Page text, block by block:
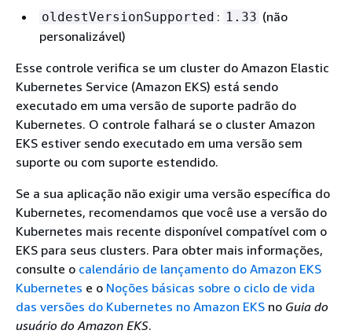
oldestVersionSupported : 1.33 (não
personalizável)
Esse controle verifica se um cluster do Amazon Elastic
Kubernetes Service (Amazon EKS) está sendo
executado em uma versão de suporte padrão do
Kubernetes. O controle falhará se o cluster Amazon
EKS estiver sendo executado em uma versão sem
suporte ou com suporte estendido.
Se a sua aplicação não exigir uma versão específica do
Kubernetes, recomendamos que você use a versão do
Kubernetes mais recente disponível compatível com o
EKS para seus clusters. Para obter mais informações,
consulte o calendário de lançamento do Amazon EKS
Kubernetes e o Noções básicas sobre o ciclo de vida
das versões do Kubernetes no Amazon EKS no Guia do
usuário do Amazon EKS.